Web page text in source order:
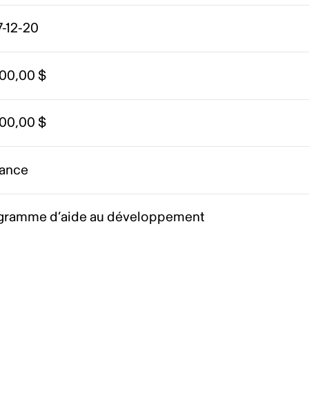
12-20
$
$
d’aide au développement